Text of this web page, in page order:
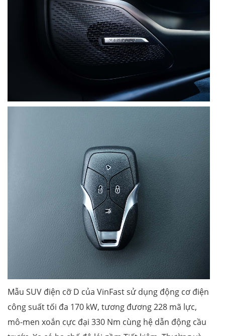
Mẫu SUV điện cỡ D của VinFast sử dụng động cơ điện
công suất tối đa 170 kW, tương đương 228 mã lực,
mô-men xoắn cực đại 330 Nm cùng hệ dẫn động cầu